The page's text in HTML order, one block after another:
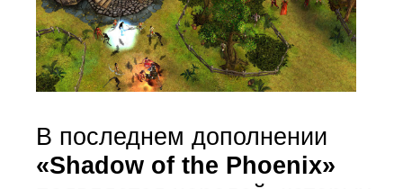
В последнем дополнении
«Shadow of the Phoenix»